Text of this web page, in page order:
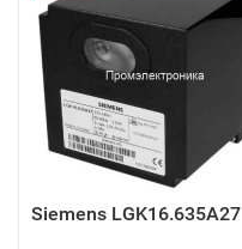
Siemens LGK16.635A27